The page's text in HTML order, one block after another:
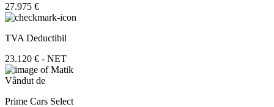
27.975 €
TVA Deductibil
23.120 € - NET
Vândut de
Prime Cars Select